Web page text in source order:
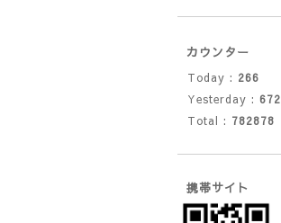
カウンター
Today : 266
Yesterday : 672
Total : 782878
携帯サイト